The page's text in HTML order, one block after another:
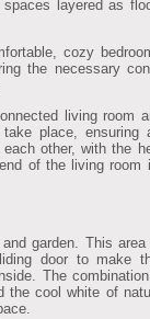
layered as
cozy
the necessary
living room
place, ensuring
other, with the
of the living room
garden. This area
door to make
The
the cool white of